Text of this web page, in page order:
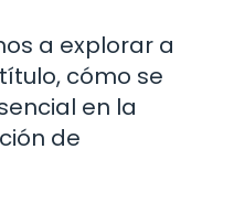
a explorar a
cómo se
en la
de